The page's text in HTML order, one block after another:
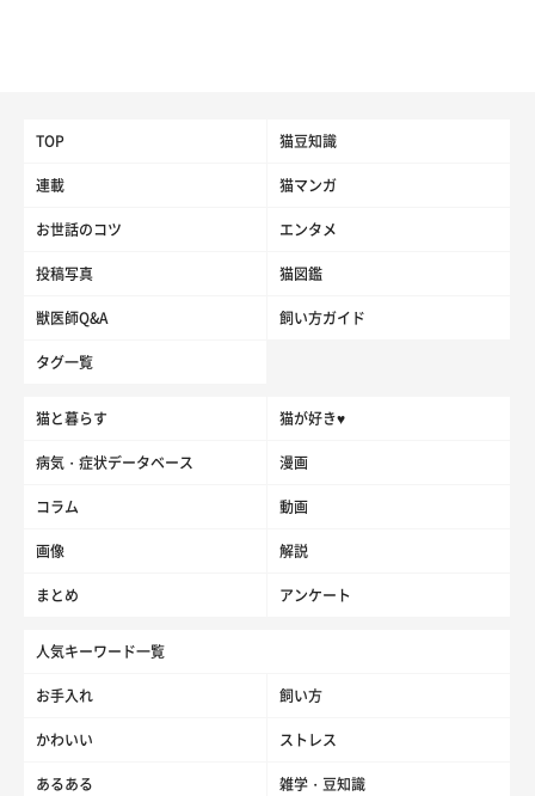
TOP 猫豆知識
連載 猫マンガ
お世話のコツ エンタメ
投稿写真 猫図鑑
獣医師Q&A 飼い方ガイド
タグ一覧
猫と暮らす 猫が好き♥
病気・症状データベース 漫画
コラム 動画
画像 解説
まとめ アンケート
人気キーワード一覧
お手入れ 飼い方
かわいい ストレス
あるある 雑学・豆知識